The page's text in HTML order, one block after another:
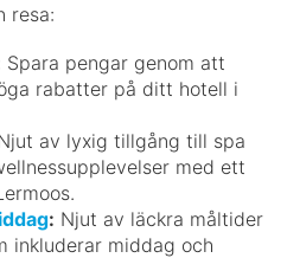
resa:
Spara pengar genom att
rabatter på ditt hotell i
av lyxig tillgång till spa
med ett
: Njut av läckra måltider
inkluderar middag och